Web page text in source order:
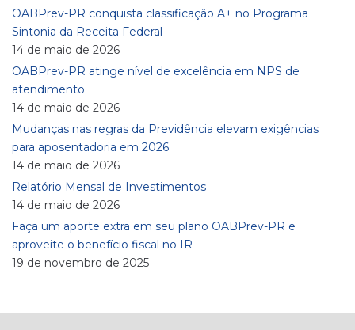
OABPrev-PR conquista classificação A+ no Programa
Sintonia da Receita Federal
14 de maio de 2026
OABPrev-PR atinge nível de excelência em NPS de
atendimento
14 de maio de 2026
Mudanças nas regras da Previdência elevam exigências
para aposentadoria em 2026
14 de maio de 2026
Relatório Mensal de Investimentos
14 de maio de 2026
Faça um aporte extra em seu plano OABPrev-PR e
aproveite o benefício fiscal no IR
19 de novembro de 2025